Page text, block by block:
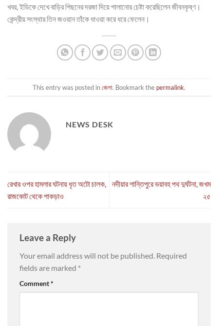
খবর, ইডিকে দেখে বাড়ির পিছনের দরজা দিয়ে পালানোর চেষ্টা করেছিলেন জীবনকৃষ্ণ।
কেন্দ্রীয় সংস্থার তিন জওয়ান তাঁকে ধাওয়া করে ধরে ফেলেন।
This entry was posted inজেলা. Bookmark the permalink.
NEWS DESK
রেখার ওপর হামলার ঘটনায় ধৃত অটো চালক,
রাজকোট থেকে পাকড়াও
নদীয়ার শান্তিপুরে ভয়াবহ পথ দুর্ঘটনা, জখম
২৫
Leave a Reply
Your email address will not be published. Required
fields are marked *
Comment*